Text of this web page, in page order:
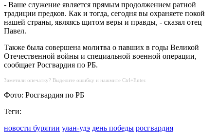
- Ваше служение является прямым продолжением ратной
традиции предков. Как и тогда, сегодня вы охраняете покой
нашей страны, являясь щитом веры и правды, - сказал отец
Павел.
Также была совершена молитва о павших в годы Великой
Отечественной войны и специальной военной операции,
сообщает Росгвардия по РБ.
Заметили опечатку? Выделите ошибку и нажмите Ctrl+Enter.
Фото: Росгвардия по РБ
Теги:
новости бурятии улан-удэ день победы росгвардия